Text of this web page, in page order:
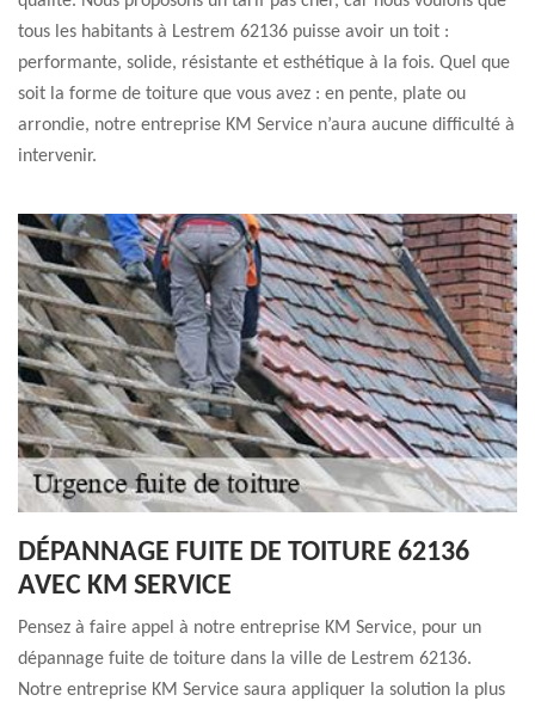
tous les habitants à Lestrem 62136 puisse avoir un toit :
performante, solide, résistante et esthétique à la fois. Quel que
soit la forme de toiture que vous avez : en pente, plate ou
arrondie, notre entreprise KM Service n’aura aucune difficulté à
intervenir.
DÉPANNAGE FUITE DE TOITURE 62136
AVEC KM SERVICE
Pensez à faire appel à notre entreprise KM Service, pour un
dépannage fuite de toiture dans la ville de Lestrem 62136.
Notre entreprise KM Service saura appliquer la solution la plus